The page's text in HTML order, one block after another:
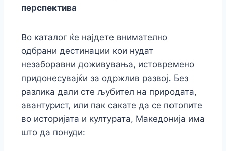
перспектива
Во каталог ќе најдете внимателно
одбрани дестинации кои нудат
незаборавни доживувања, истовремено
придонесувајќи за одржлив развој. Без
разлика дали сте љубител на природата,
авантурист, или пак сакате да се потопите
во историјата и културата, Македонија има
што да понуди: